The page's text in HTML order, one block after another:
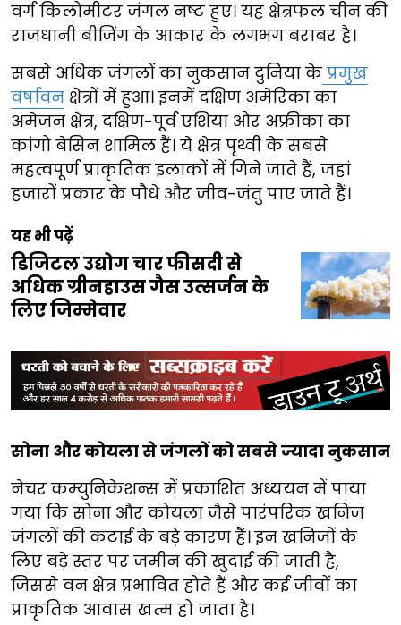
वर्ग किलोमीटर जंगल नष्ट हुए। यह क्षेत्रफल चीन की
राजधानी बीजिंग के आकार के लगभग बराबर है।
सबसे अधिक जंगलों का नुकसान दुनिया के प्रमुख
वर्षावन क्षेत्रों में हुआ। इनमें दक्षिण अमेरिका का
अमेजन क्षेत्र, दक्षिण-पूर्व एशिया और अफ्रीका का
कांगो बेसिन शामिल हैं। ये क्षेत्र पृथ्वी के सबसे
महत्वपूर्ण प्राकृतिक इलाकों में गिने जाते हैं, जहां
हजारों प्रकार के पौधे और जीव-जंतु पाए जाते हैं।
यह भी पढ़ें
डिजिटल उद्योग चार फीसदी से
अधिक ग्रीनहाउस गैस उत्सर्जन के
लिए जिम्मेवार
सोना और कोयला से जंगलों को सबसे ज्यादा नुकसान
नेचर कम्युनिकेशन्स में प्रकाशित अध्ययन में पाया
गया कि सोना और कोयला जैसे पारंपरिक खनिज
जंगलों की कटाई के बड़े कारण हैं। इन खनिजों के
लिए बड़े स्तर पर जमीन की खुदाई की जाती है,
जिससे वन क्षेत्र प्रभावित होते हैं और कई जीवों का
प्राकृतिक आवास खत्म हो जाता है।